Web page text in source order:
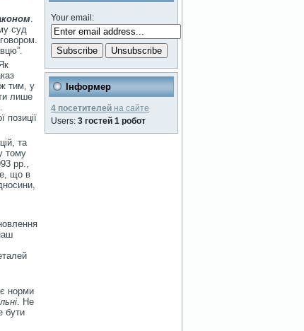
.
суд
тим, у
лише
позиції
та
тому
рр.,
що в
норми
. Не
бути
Your email:
Інформер
4 посетителей на сайте
Users: 3 гостей 1 робот